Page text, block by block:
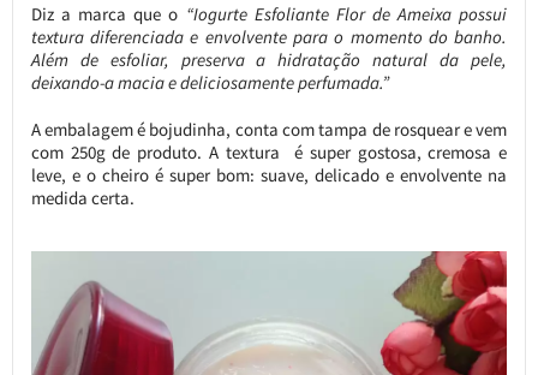
Diz a marca que o “Iogurte Esfoliante Flor de Ameixa possui
textura diferenciada e envolvente para o momento do banho.
Além de esfoliar, preserva a hidratação natural da pele,
deixando-a macia e deliciosamente perfumada.”
A embalagem é bojudinha, conta com tampa de rosquear e vem
com 250g de produto. A textura é super gostosa, cremosa e
leve, e o cheiro é super bom: suave, delicado e envolvente na
medida certa.